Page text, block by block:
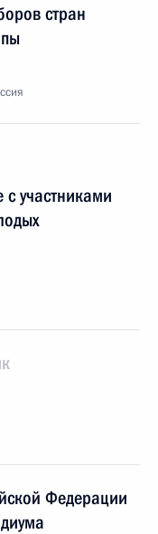
стран
с участниками
Федерации